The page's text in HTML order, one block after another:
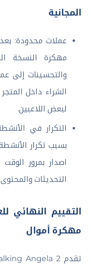
المجانية
مهكرة النسخة
والتحسينات إلى
الشراء داخل
لبعض اللاعبين.
التكرار في
اصدار بمرور
التحديثات
مهكرة أموال